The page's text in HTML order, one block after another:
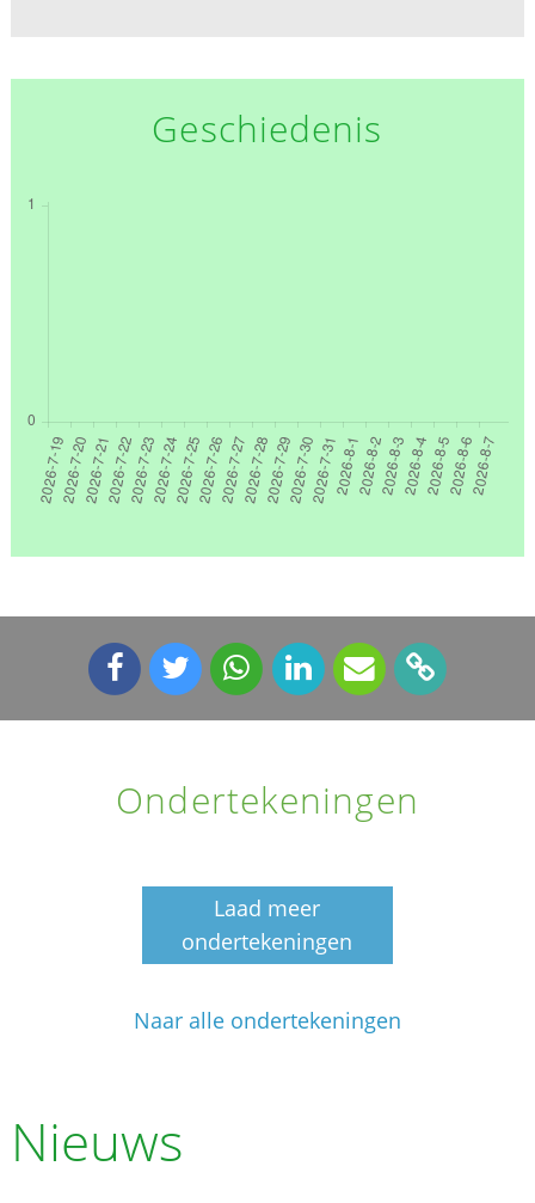
Geschiedenis
Ondertekeningen
Laad meer
ondertekeningen
Naar alle ondertekeningen
Nieuws